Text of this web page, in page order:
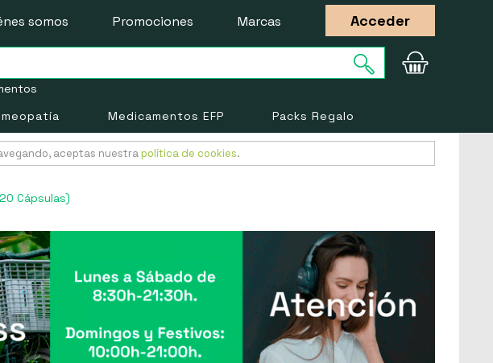
somos Promociones Marcas Acceder
Medicamentos EFP Packs Regalo
aceptas nuestra política de cookies.
Cápsulas)